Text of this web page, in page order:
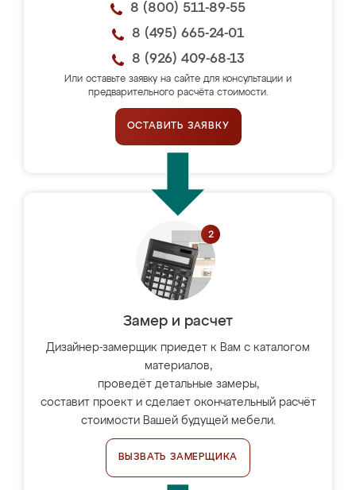
8 (800) 511-89-55
8 (495) 665-24-01
8 (926) 409-68-13
Или оставьте заявку на сайте для консультации и
предварительного расчёта стоимости.
ОСТАВИТЬ ЗАЯВКУ
Замер и расчет
Дизайнер-замерщик приедет к Вам с каталогом
материалов,
проведёт детальные замеры,
составит проект и сделает окончательный расчёт
стоимости Вашей будущей мебели.
ВЫЗВАТЬ ЗАМЕРЩИКА